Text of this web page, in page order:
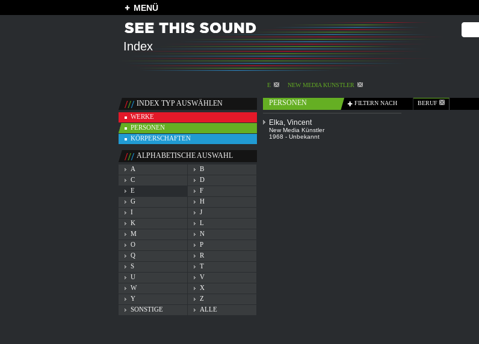
MENÜ
Index
E NEW MEDIA KÜNSTLER
INDEX TYP AUSWÄHLEN
WERKE
PERSONEN
KÖRPERSCHAFTEN
ALPHABETISCHE AUSWAHL
A
B
C
D
E
F
G
H
I
J
K
L
M
N
O
P
Q
R
S
T
U
V
W
X
Y
Z
SONSTIGE
ALLE
PERSONEN FILTERN NACH BERUF
Elka, Vincent
New Media Künstler
1968 - Unbekannt